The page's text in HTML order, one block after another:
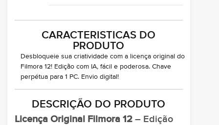
CARACTERISTICAS DO
PRODUTO
Desbloqueie sua criatividade com a licença original do
Filmora 12! Edição com IA, fácil e poderosa. Chave
perpétua para 1 PC. Envio digital!
DESCRIÇÃO DO PRODUTO
Licença Original Filmora 12 – Edição